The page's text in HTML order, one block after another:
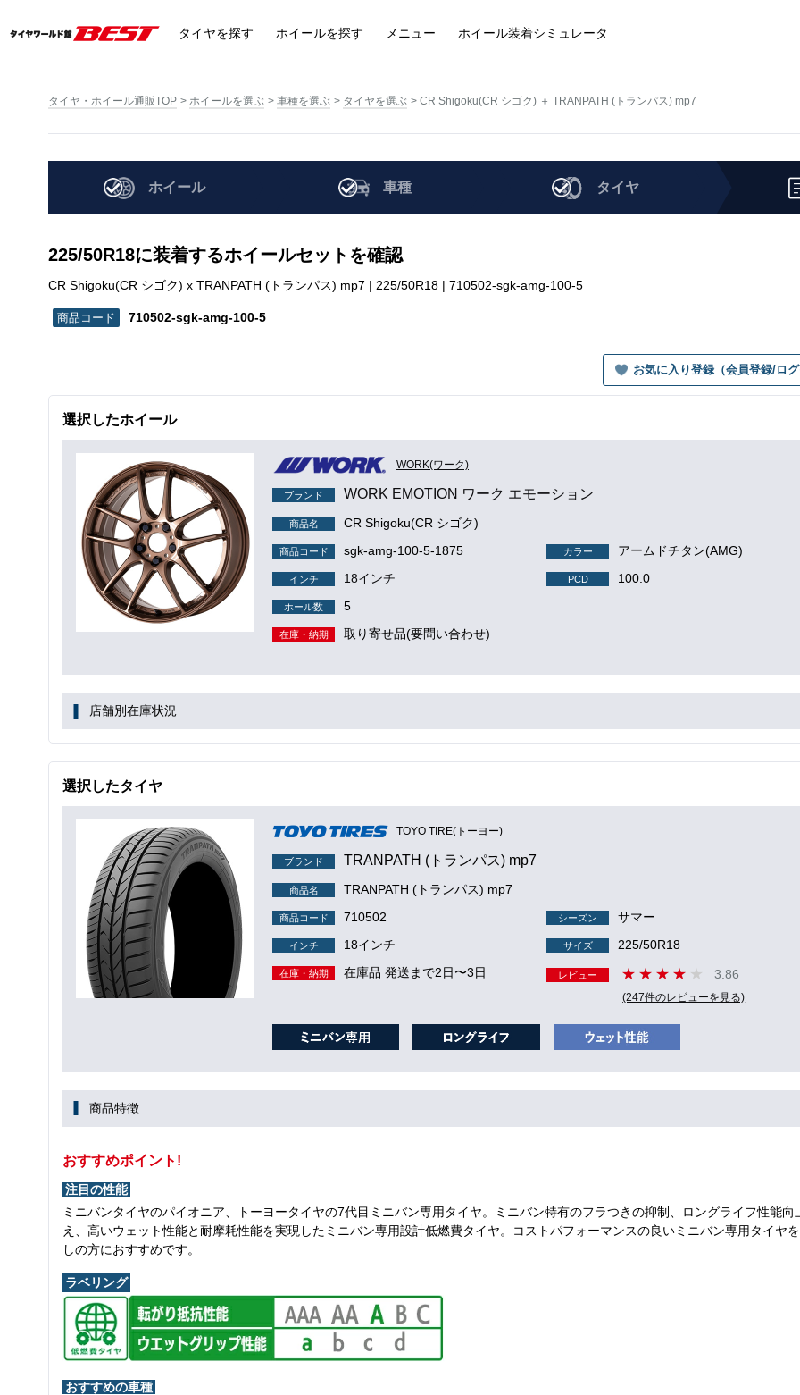
タイヤを探す ホイールを探す メニュー ホイール装着シミュレータ
タイヤ・ホイール通販TOP ホイールを選ぶ 車種を選ぶ タイヤを選ぶ CR Shigoku(CR シゴク) ＋ TRANPATH (トランパス) mp7
ホイール 車種 タイヤ
225/50R18に装着するホイールセットを確認
CR Shigoku(CR シゴク) x TRANPATH (トランパス) mp7 | 225/50R18 | 710502-sgk-amg-100-5
710502-sgk-amg-100-5
お気に入り登録（会員登録/ログ
選択したホイール
WORK(ワーク)
ブランド WORK EMOTION ワーク エモーション
商品名 CR Shigoku(CR シゴク)
商品コード sgk-amg-100-5-1875 カラー アームドチタン(AMG)
インチ 18インチ PCD 100.0
ホール数 5
在庫・納期 取り寄せ品(要問い合わせ)
店舗別在庫状況
選択したタイヤ
TOYO TIRE(トーヨー)
ブランド TRANPATH (トランパス) mp7
商品名 TRANPATH (トランパス) mp7
商品コード 710502 シーズン サマー
インチ 18インチ サイズ 225/50R18
在庫・納期 在庫品 発送まで2日〜3日 レビュー 3.86
(247件のレビューを見る)
商品特徴
おすすめポイント!
注目の性能
ミニバンタイヤのパイオニア、トーヨータイヤの7代目ミニバン専用タイヤ。ミニバン特有のフラつきの抑制、ロングライフ性能向
え、高いウェット性能と耐摩耗性能を実現したミニバン専用設計低燃費タイヤ。コストパフォーマンスの良いミニバン専用タイヤ
しの方におすすめです。
ラベリング
おすすめの車種